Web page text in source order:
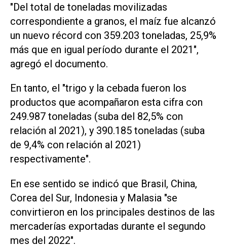
"Del total de toneladas movilizadas
correspondiente a granos, el maíz fue alcanzó
un nuevo récord con 359.203 toneladas, 25,9%
más que en igual período durante el 2021",
agregó el documento.
En tanto, el "trigo y la cebada fueron los
productos que acompañaron esta cifra con
249.987 toneladas (suba del 82,5% con
relación al 2021), y 390.185 toneladas (suba
de 9,4% con relación al 2021)
respectivamente".
En ese sentido se indicó que Brasil, China,
Corea del Sur, Indonesia y Malasia "se
convirtieron en los principales destinos de las
mercaderías exportadas durante el segundo
mes del 2022".